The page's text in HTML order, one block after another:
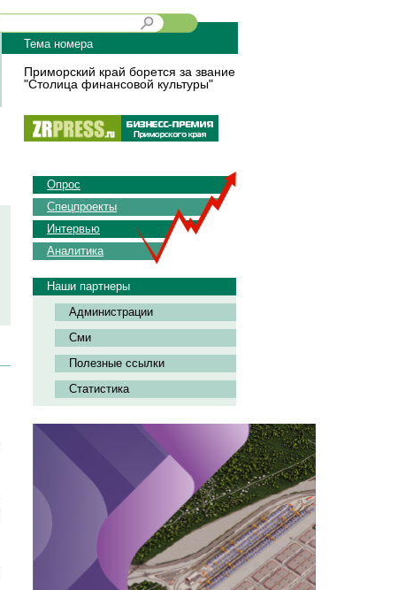
Тема номера
Приморский край борется за звание
"Столица финансовой культуры"
Опрос
Спецпроекты
Интервью
Аналитика
Наши партнеры
Администрации
Сми
Полезные ссылки
Статистика